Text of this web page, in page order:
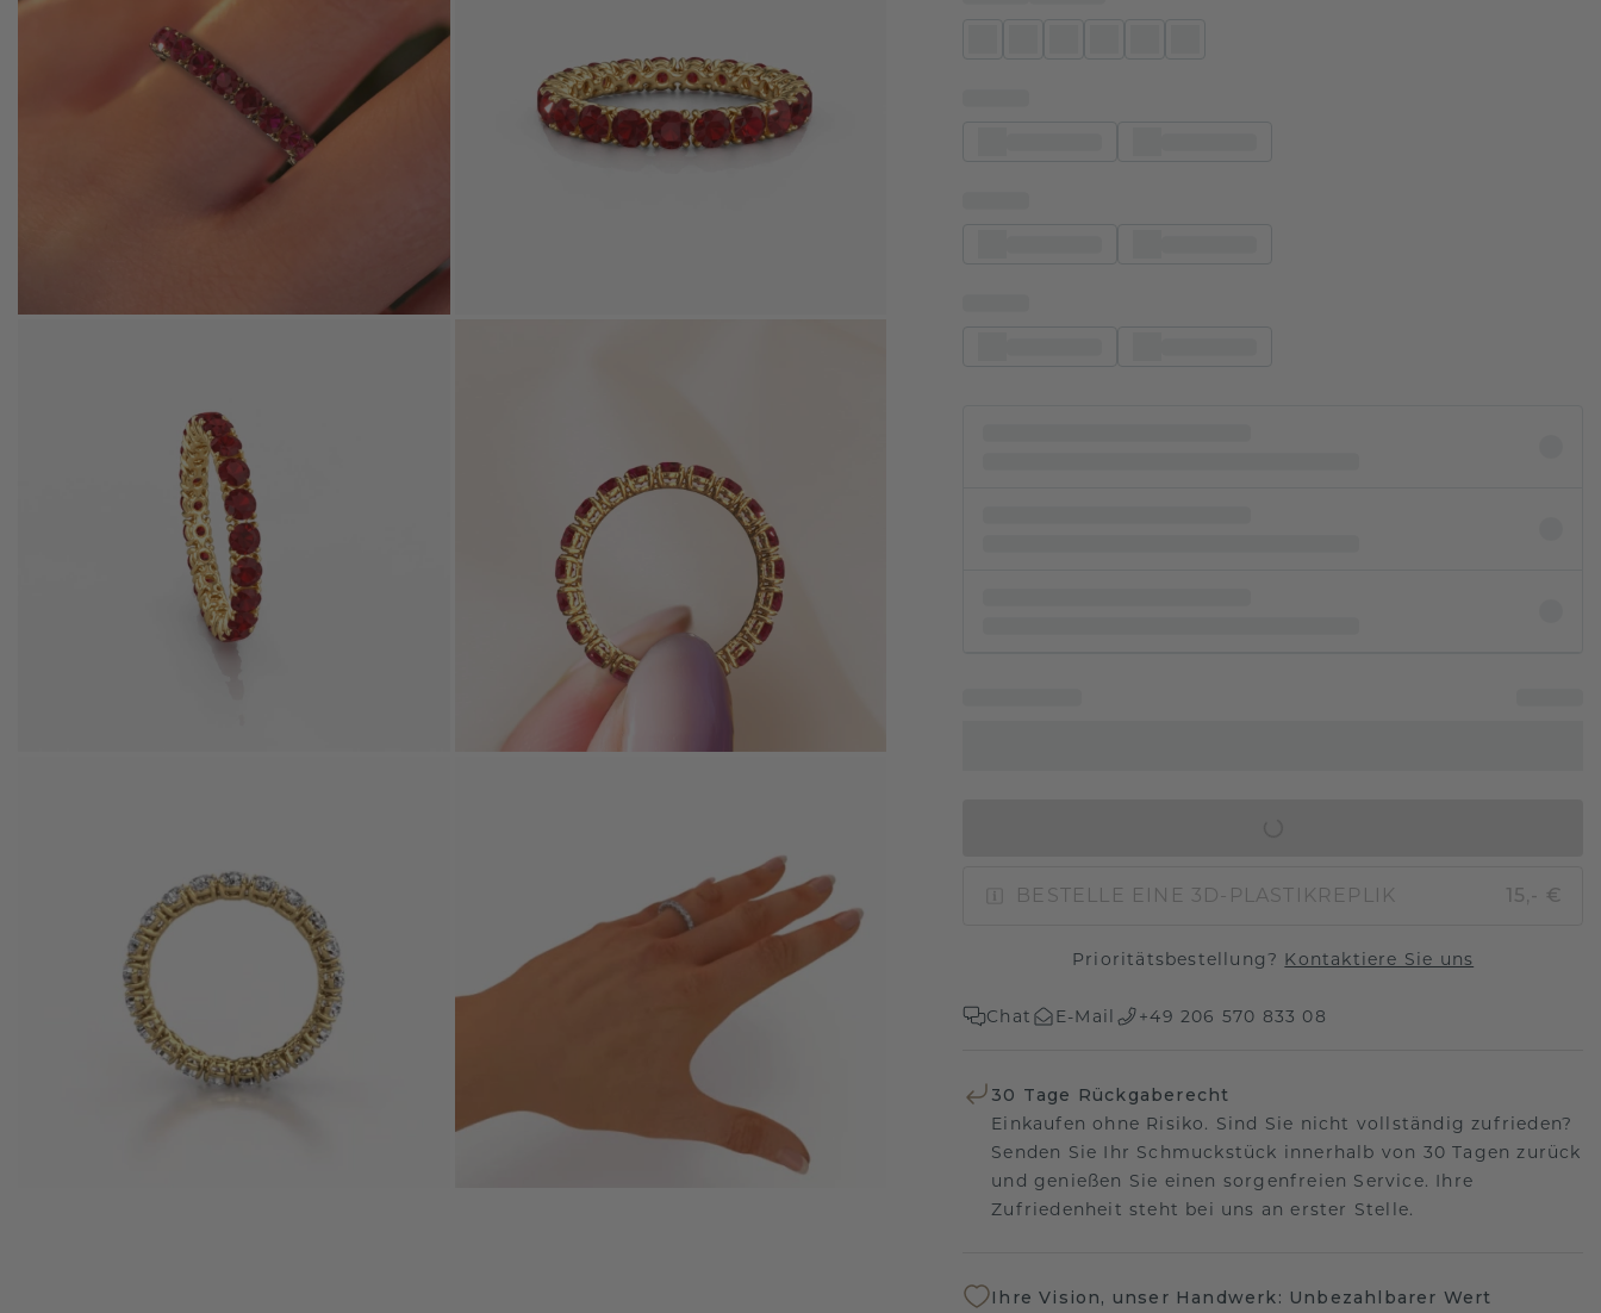
BESTELLE EINE 3D-PLASTIKREPLIK 15,- €
Prioritätsbestellung? Kontaktiere Sie uns
Chat E-Mail +49 206 570 833 08
30 Tage Rückgaberecht
Einkaufen ohne Risiko. Sind Sie nicht vollständig zufrieden?
Senden Sie Ihr Schmuckstück innerhalb von 30 Tagen zurück
und genießen Sie einen sorgenfreien Service. Ihre
Zufriedenheit steht bei uns an erster Stelle.
Ihre Vision, unser Handwerk: Unbezahlbarer Wert